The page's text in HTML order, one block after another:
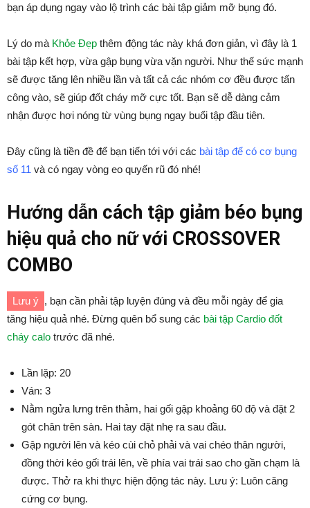
bạn áp dụng ngay vào lộ trình các bài tập giảm mỡ bụng đó.
Lý do mà Khỏe Đẹp thêm động tác này khá đơn giản, vì đây là 1
bài tập kết hợp, vừa gập bụng vừa vặn người. Như thế sức mạnh
sẽ được tăng lên nhiều lần và tất cả các nhóm cơ đều được tấn
công vào, sẽ giúp đốt cháy mỡ cực tốt. Bạn sẽ dễ dàng cảm
nhận được hơi nóng từ vùng bụng ngay buổi tập đầu tiên.
Đây cũng là tiền đề để bạn tiến tới với các bài tập để có cơ bụng
số 11 và có ngay vòng eo quyến rũ đó nhé!
Hướng dẫn cách tập giảm béo bụng
hiệu quả cho nữ với CROSSOVER
COMBO
Lưu ý , bạn cần phải tập luyện đúng và đều mỗi ngày để gia
tăng hiệu quả nhé. Đừng quên bổ sung các bài tập Cardio đốt
cháy calo trước đã nhé.
Lần lặp: 20
Ván: 3
Nằm ngửa lưng trên thảm, hai gối gập khoảng 60 độ và đặt 2
gót chân trên sàn. Hai tay đặt nhẹ ra sau đầu.
Gập người lên và kéo cùi chỏ phải và vai chéo thân người,
đồng thời kéo gối trái lên, về phía vai trái sao cho gần chạm là
được. Thở ra khi thực hiện động tác này. Lưu ý: Luôn căng
cứng cơ bụng.